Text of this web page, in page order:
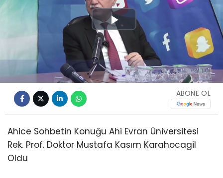
Play
Video
ABONE OL
Ahice Sohbetin Konuğu Ahi Evran Üniversitesi
Rek. Prof. Doktor Mustafa Kasım Karahocagil
Oldu